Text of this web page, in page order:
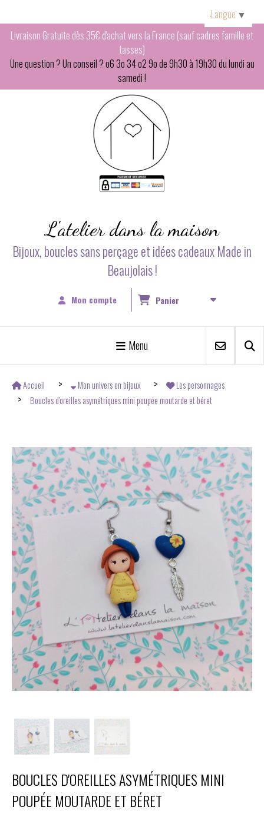
Livraison Gratuite dès 35€ d'achat vers la France (sauf cadres famille et
tasses)
Une question ? Un conseil ? o6 3o 34 o2 9o de 9h30 à 19h30 du lundi au
samedi !
L'atelier dans la maison
Bijoux, boucles sans perçage et idées cadeaux Made in
Beaujolais !
Mon compte Panier
Menu
Accueil Mon univers en bijoux
Les personnages
Boucles d'oreilles asymétriques mini poupée moutarde et béret
BOUCLES D'OREILLES ASYMÉTRIQUES MINI
POUPÉE MOUTARDE ET BÉRET
Langue ▼